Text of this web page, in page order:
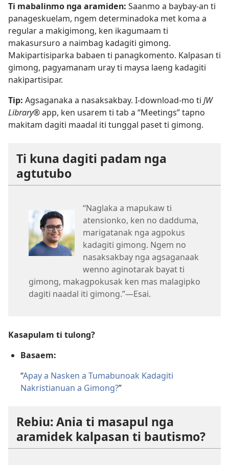
Ti mabalinmo nga aramiden: Saanmo a baybay-an ti
panageskuelam, ngem determinadoka met koma a
regular a makigimong, ken ikagumaam ti
makasursuro a naimbag kadagiti gimong.
Makipartisiparka babaen ti panagkomento. Kalpasan ti
gimong, pagyamanam uray ti maysa laeng kadagiti
nakipartisipar.
Tip: Agsaganaka a nasaksakbay. I-download-mo ti JW
Library®app, ken usarem ti tab a “Meetings” tapno
makitam dagiti maadal iti tunggal paset ti gimong.
Ti kuna dagiti padam nga
agtutubo
“Naglaka a mapukaw ti
atensionko, ken no dadduma,
marigatanak nga agpokus
kadagiti gimong. Ngem no
nasaksakbay nga agsaganaak
wenno aginotarak bayat ti
gimong, makagpokusak ken mas malagipko
dagiti naadal iti gimong.”—Esai.
Kasapulam ti tulong?
Basaem:
“Apay a Nasken a Tumabunoak Kadagiti
Nakristianuan a Gimong?”
Rebiu: Ania ti masapul nga
aramidek kalpasan ti bautismo?